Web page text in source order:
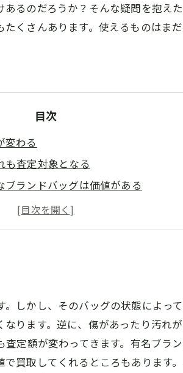
るのだろうか？そんな疑問を抱え
くさんあります。使えるものはま
目次
変わる
も査定対象となる
ランドバッグは価値がある
レクターアイテムとして高値がつく
修理することで査定金額がアップす
しかし、そのバッグの状態によっ
ります。逆に、傷があったり汚れ
定額が変わってきます。有名ブラ
買取してくれるところもあります